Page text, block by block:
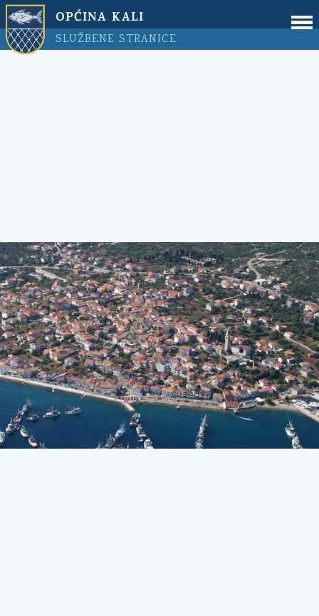
OPĆINA KALI
SLUŽBENE STRANICE